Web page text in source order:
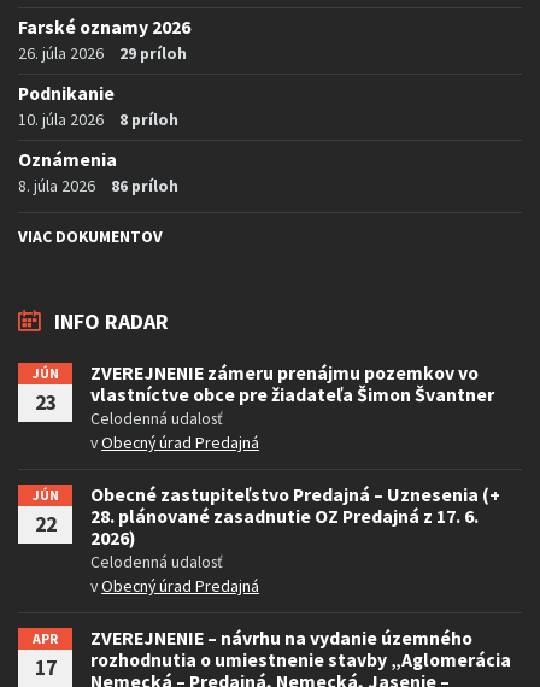
Farské oznamy 2026
26. júla 2026 29 príloh
Podnikanie
10. júla 2026 8 príloh
Oznámenia
8. júla 2026 86 príloh
VIAC DOKUMENTOV
INFO RADAR
JÚN
23
ZVEREJNENIE zámeru prenájmu pozemkov vo
vlastníctve obce pre žiadateľa Šimon Švantner
Celodenná udalosť
vObecný úrad Predajná
JÚN
22
Obecné zastupiteľstvo Predajná – Uznesenia (+
28. plánované zasadnutie OZ Predajná z 17. 6.
2026)
Celodenná udalosť
vObecný úrad Predajná
APR
17
ZVEREJNENIE – návrhu na vydanie územného
rozhodnutia o umiestnenie stavby „Aglomerácia
Nemecká – Predajná, Nemecká, Jasenie –